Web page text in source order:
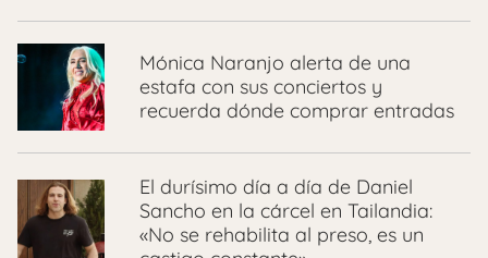
Mónica Naranjo alerta de una
estafa con sus conciertos y
recuerda dónde comprar entradas
El durísimo día a día de Daniel
Sancho en la cárcel en Tailandia:
«No se rehabilita al preso, es un